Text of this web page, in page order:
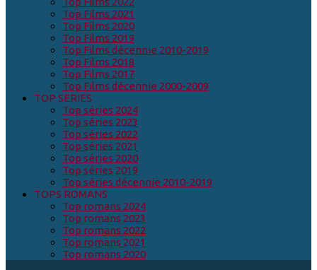
Top Films 2021
Top Films 2020
Top Films 2019
Top Films décennie 2010-2019
Top Films 2018
Top Films 2017
Top Films décennie 2000-2009
TOP SERIES
Top séries 2024
Top séries 2023
Top séries 2022
Top séries 2021
Top séries 2020
Top séries 2019
Top séries décennie 2010-2019
TOPS ROMANS
Top romans 2024
Top romans 2023
Top romans 2022
Top romans 2021
Top romans 2020